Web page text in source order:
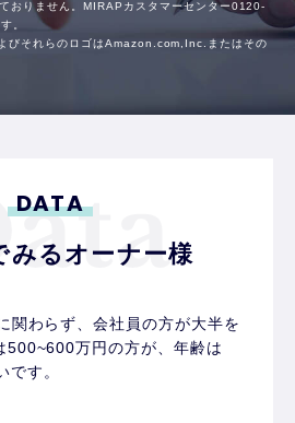
おりません。MIRAPカスタマーセンター0120-
。
それらのロゴはAmazon.com,Inc.またはその
DATA
みるオーナー様
関わらず、会社員の方が大半を
500~600万円の方が、年齢は
す。